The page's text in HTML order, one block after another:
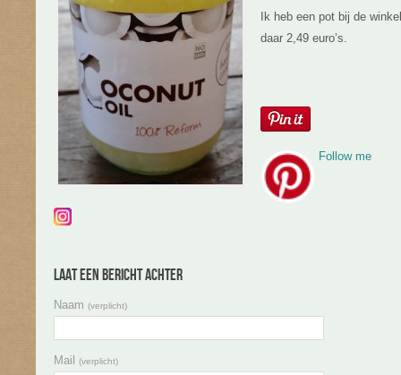
Ik heb een pot bij de
daar 2,49 euro’s.
Follow me
Laat een bericht achter
Naam (verplicht)
Mail (verplicht)